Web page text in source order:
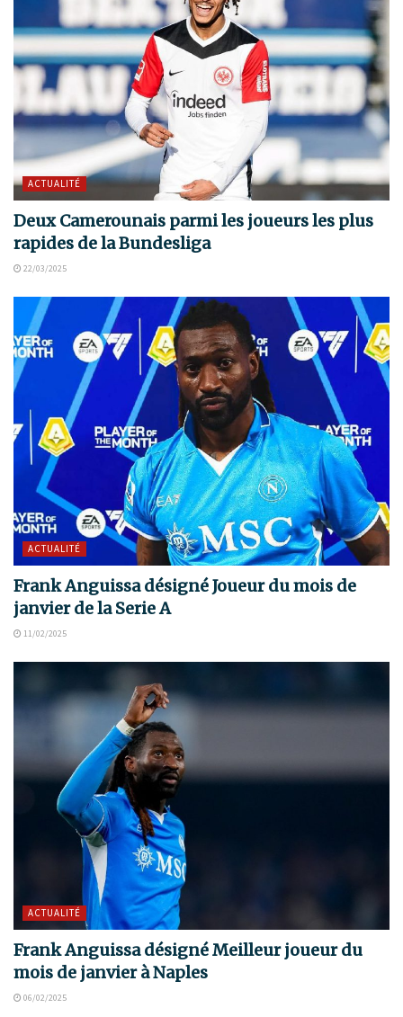
ACTUALITÉ
Deux Camerounais parmi les joueurs les plus
rapides de la Bundesliga
22/03/2025
ACTUALITÉ
Frank Anguissa désigné Joueur du mois de
janvier de la Serie A
11/02/2025
ACTUALITÉ
Frank Anguissa désigné Meilleur joueur du
mois de janvier à Naples
06/02/2025